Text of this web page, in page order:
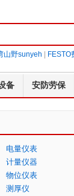
山野sunyeh FESTO
备 安防劳保
电量仪表
计量仪器
物位仪表
测厚仪